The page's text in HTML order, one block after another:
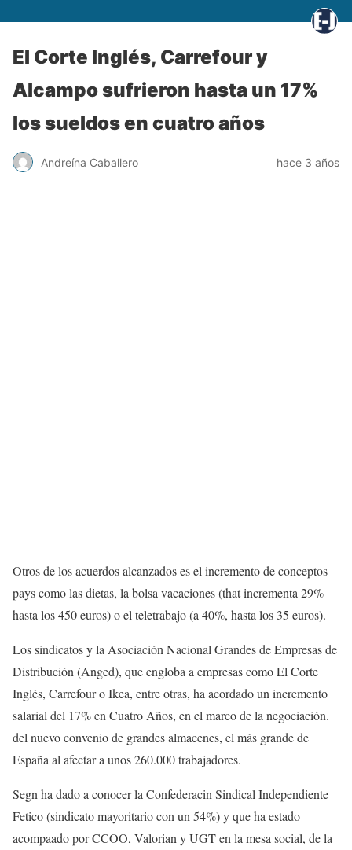
El Corte Inglés, Carrefour y
Alcampo sufrieron hasta un 17%
los sueldos en cuatro años
Andreína Caballero hace 3 años
Otros de los acuerdos alcanzados es el incremento de conceptos
pays como las dietas, la bolsa vacaciones (that incrementa 29%
hasta los 450 euros) o el teletrabajo (a 40%, hasta los 35 euros).
Los sindicatos y la Asociación Nacional Grandes de Empresas de
Distribución (Anged), que engloba a empresas como El Corte
Inglés, Carrefour o Ikea, entre otras, ha acordado un incremento
salarial del 17% en Cuatro Años, en el marco de la negociación.
del nuevo convenio de grandes almacenes, el más grande de
España al afectar a unos 260.000 trabajadores.
Segn ha dado a conocer la Confederacin Sindical Independiente
Fetico (sindicato mayoritario con un 54%) y que ha estado
acompaado por CCOO, Valorian y UGT en la mesa social, de la